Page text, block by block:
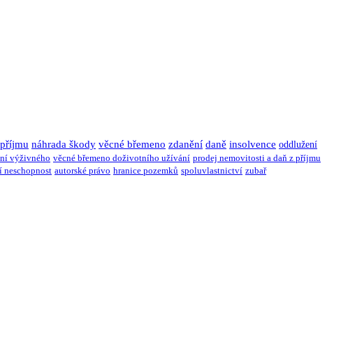
náhrada škody věcné břemeno zdanění daně insolvence oddlužení
výživného věcné břemeno doživotního užívání prodej nemovitosti a daň z příjmu
neschopnost autorské právo hranice pozemků spoluvlastnictví zubař